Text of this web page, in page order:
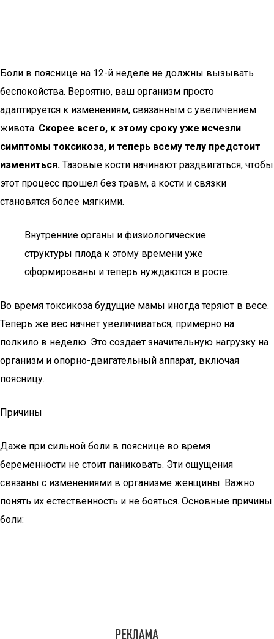
Боли в пояснице на 12-й неделе не должны вызывать
беспокойства. Вероятно, ваш организм просто
адаптируется к изменениям, связанным с увеличением
живота. Скорее всего, к этому сроку уже исчезли
симптомы токсикоза, и теперь всему телу предстоит
измениться. Тазовые кости начинают раздвигаться, чтобы
этот процесс прошел без травм, а кости и связки
становятся более мягкими.
Внутренние органы и физиологические
структуры плода к этому времени уже
сформированы и теперь нуждаются в росте.
Во время токсикоза будущие мамы иногда теряют в весе.
Теперь же вес начнет увеличиваться, примерно на
полкило в неделю. Это создает значительную нагрузку на
организм и опорно-двигательный аппарат, включая
поясницу.
Причины
Даже при сильной боли в пояснице во время
беременности не стоит паниковать. Эти ощущения
связаны с изменениями в организме женщины. Важно
понять их естественность и не бояться. Основные причины
боли: